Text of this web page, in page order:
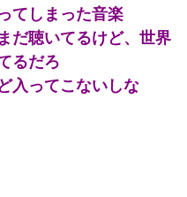
てしまった音楽
だ聴いてるけど、世界
るだろ
入ってこないしな